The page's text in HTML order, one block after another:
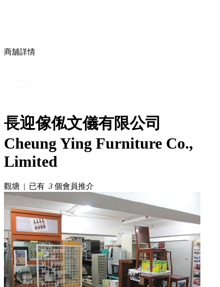
商舖詳情
長迎傢俬文儀有限公司
Cheung Ying Furniture Co.,
Limited
觀塘 | 已有 3 個會員推介